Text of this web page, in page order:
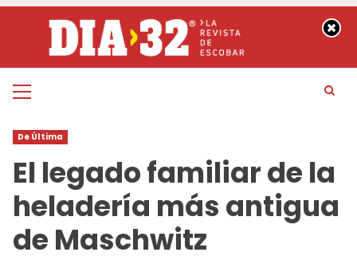
contenido
Menú
De Última
El legado familiar de la
heladería más antigua
de Maschwitz